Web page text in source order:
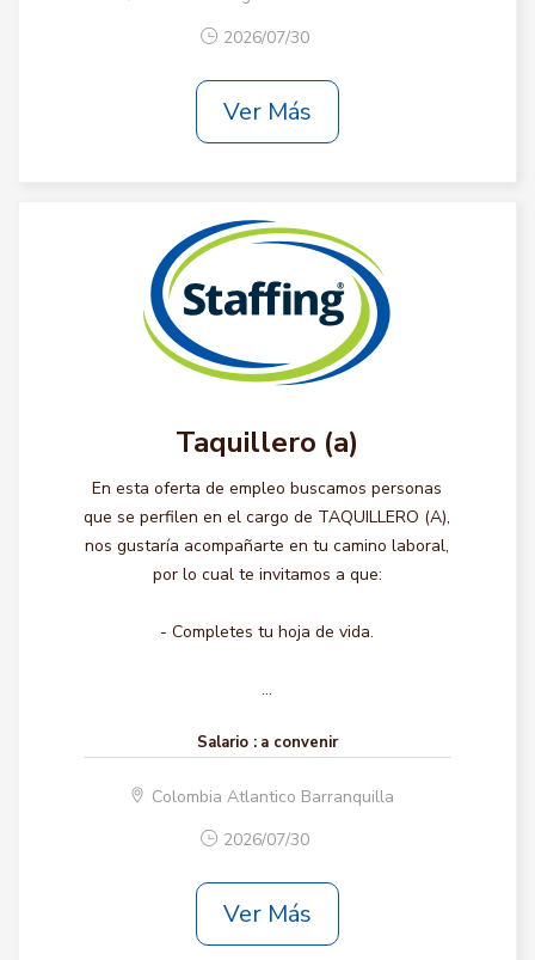
2026/07/30
Ver Más
Taquillero (a)
En esta oferta de empleo buscamos personas
que se perfilen en el cargo de TAQUILLERO (A),
nos gustaría acompañarte en tu camino laboral,
por lo cual te invitamos a que:
- Completes tu hoja de vida.
...
Salario : a convenir
Colombia Atlantico Barranquilla
2026/07/30
Ver Más